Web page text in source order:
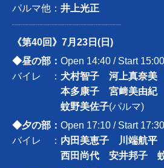
パルマ他： 井上光正
┈┈┈┈┈┈┈┈┈┈┈┈┈┈┈
《第40回》7月23日(日)
◆昼の部： Open 14:40 / Start 15:00
バイレ ： 犬村智子 河上真奈美
本多康子 宮﨑美由紀 森
蚊野美佐子(パルマ)
◆夕の部： Open 17:10 / Start 17:30
バイレ ： 内田美恵子 川端航平
西田尚代 安井邦子